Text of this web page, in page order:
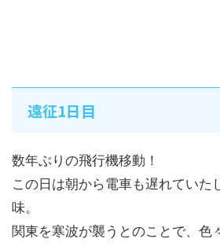
遠征1日目
数年ぶりの飛行機移動！
この日は朝から電車も遅れていた
味。
関東を寒波が襲うとのことで、色